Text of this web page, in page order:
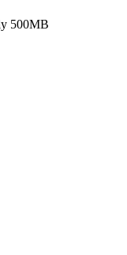
500MB